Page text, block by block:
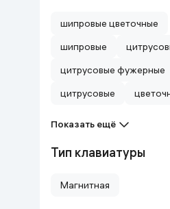
шипровые цветочные
шипровые
цитрусовые фужерные
цитрусовые
Показать ещё
Тип клавиатуры
Магнитная